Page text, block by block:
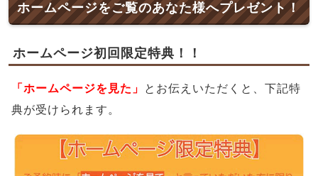
ホームページをご覧のあなた様へプレゼント！
ホームページ初回限定特典！！
「ホームページを見た」
とお伝えいただくと、下記特
典が受けられます。